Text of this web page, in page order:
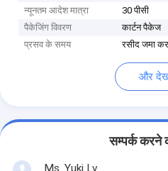
न्यूनतम आदेश मात्रा
30 पीसी
पैकेजिंग विवरण
कार्टन पैकेज
प्रसव के समय
रसीद जमा
और
सम्पर्क करने
Ms. Yuki Lv